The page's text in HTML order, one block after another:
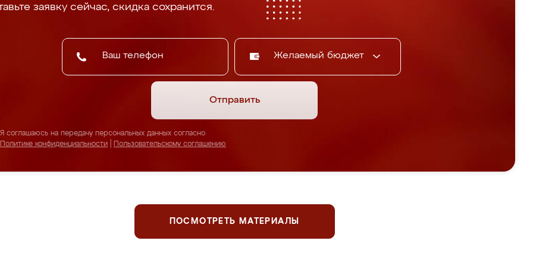
заявку сейчас, скидка сохранится.
Желаемый бюджет
Отправить
Я соглашаюсь на передачу персональных данных согласно
Политике конфиденциальности
Пользовательскому соглашению
ПОСМОТРЕТЬ МАТЕРИАЛЫ